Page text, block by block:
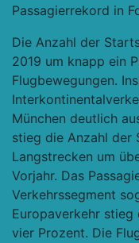
Passagierrekord in
Die Anzahl der
2019 um knapp ein
Flugbewegungen.
München deutlich
stieg die Anzahl der
Langstrecken um
Vorjahr. Das
Verkehrssegment
Europaverkehr stieg
vier Prozent. Die